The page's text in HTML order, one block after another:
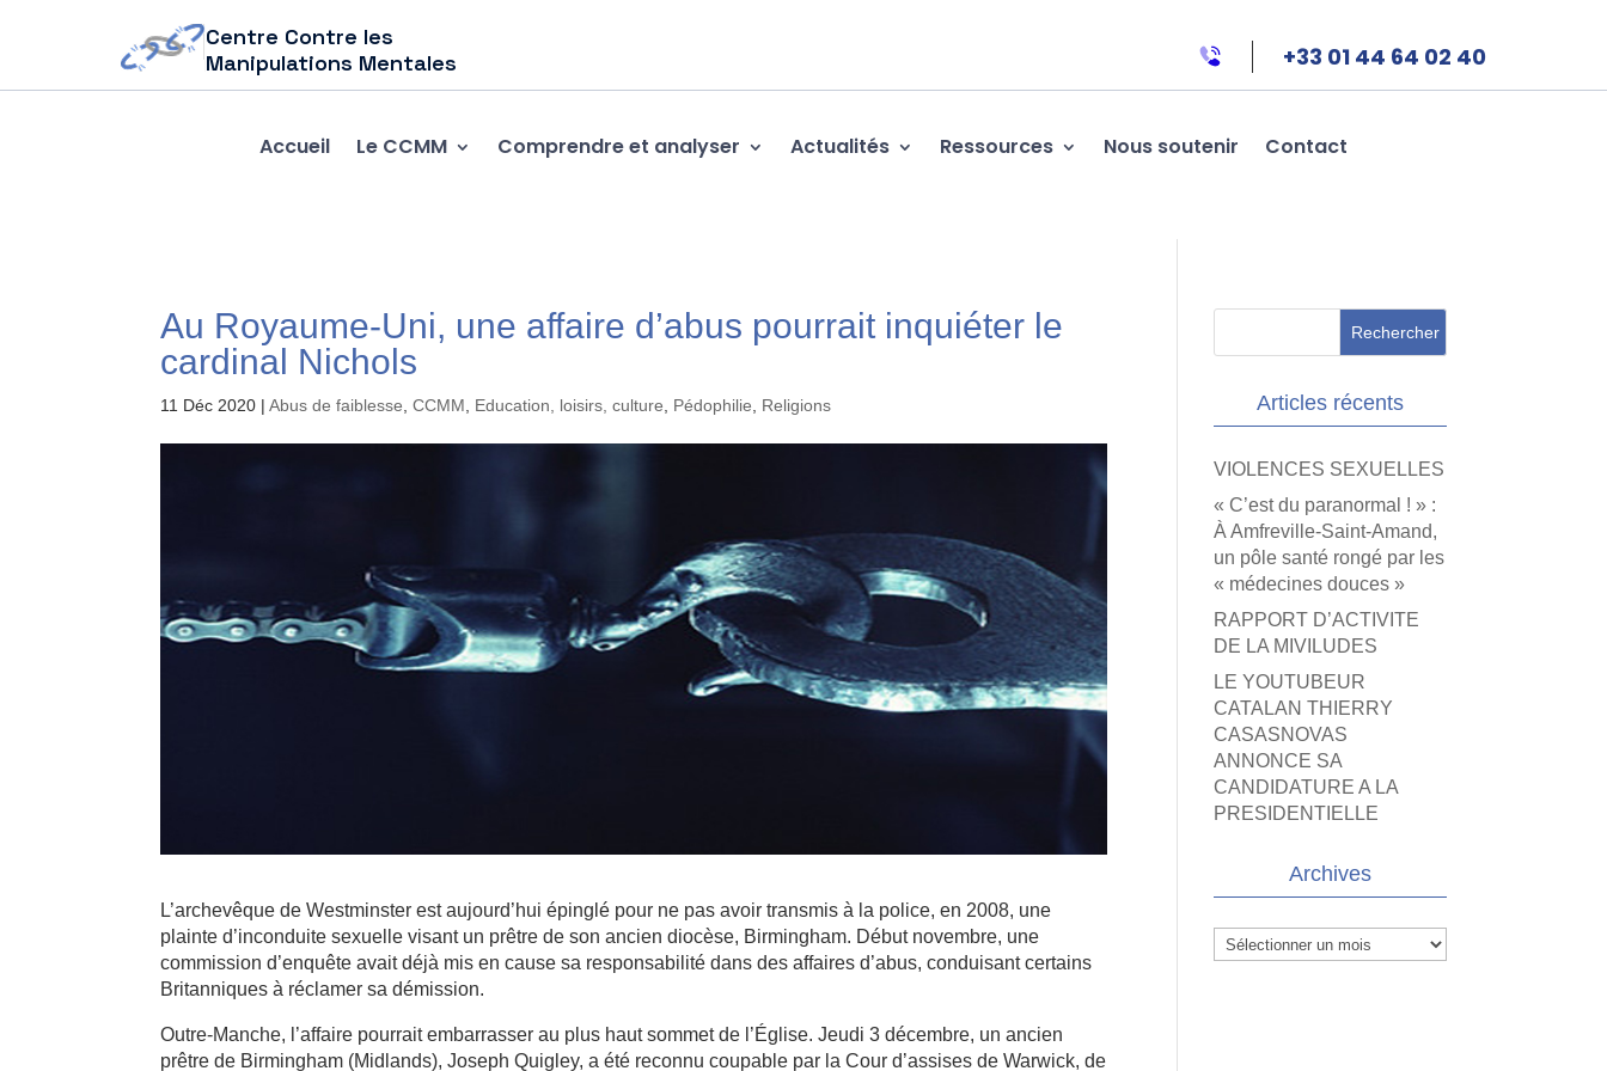
Centre Contre les
Manipulations Mentales
+33 01 44 64 02 40
Accueil Le CCMM Comprendre et analyser Actualités Ressources Nous soutenir Contact
Au Royaume-Uni, une affaire d’abus pourrait inquiéter le
cardinal Nichols
11 Déc 2020 |Abus de faiblesse ,CCMM Education, loisirs, culture Pédophilie Religions
L’archevêque de Westminster est aujourd’hui épinglé pour ne pas avoir transmis à la police, en 2008, une
plainte d’inconduite sexuelle visant un prêtre de son ancien diocèse, Birmingham. Début novembre, une
commission d’enquête avait déjà mis en cause sa responsabilité dans des affaires d’abus, conduisant certains
Britanniques à réclamer sa démission.
Outre-Manche, l’affaire pourrait embarrasser au plus haut sommet de l’Église. Jeudi 3 décembre, un ancien
prêtre de Birmingham (Midlands), Joseph Quigley, a été reconnu coupable par la Cour d’assises de Warwick, de
Articles récents
VIOLENCES SEXUELLES
« C’est du paranormal ! » :
À Amfreville-Saint-Amand,
un pôle santé rongé par les
« médecines douces »
RAPPORT D’ACTIVITE
DE LA MIVILUDES
LE YOUTUBEUR
CATALAN THIERRY
CASASNOVAS
ANNONCE SA
CANDIDATURE A LA
PRESIDENTIELLE
Archives
Archives